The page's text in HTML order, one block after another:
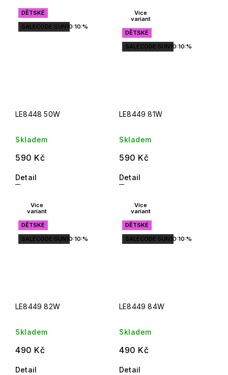
DĚTSKÉ
SALECODE:SUN10:10:%
LE8448 50W
Skladem
590 Kč
Detail
Více
variant
DĚTSKÉ
SALECODE:SUN10:10:%
LE8449 81W
Skladem
590 Kč
Detail
Více
variant
DĚTSKÉ
SALECODE:SUN10:10:%
LE8449 82W
Skladem
490 Kč
Detail
Více
variant
DĚTSKÉ
SALECODE:SUN10:10:%
LE8449 84W
Skladem
490 Kč
Detail